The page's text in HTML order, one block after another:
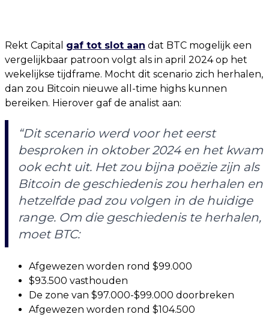
Rekt Capital gaf tot slot aan dat BTC mogelijk een
vergelijkbaar patroon volgt als in april 2024 op het
wekelijkse tijdframe. Mocht dit scenario zich herhalen,
dan zou Bitcoin nieuwe all-time highs kunnen
bereiken. Hierover gaf de analist aan:
“Dit scenario werd voor het eerst
besproken in oktober 2024 en het kwam
ook echt uit. Het zou bijna poëzie zijn als
Bitcoin de geschiedenis zou herhalen en
hetzelfde pad zou volgen in de huidige
range. Om die geschiedenis te herhalen,
moet BTC:
Afgewezen worden rond $99.000
$93.500 vasthouden
De zone van $97.000-$99.000 doorbreken
Afgewezen worden rond $104.500